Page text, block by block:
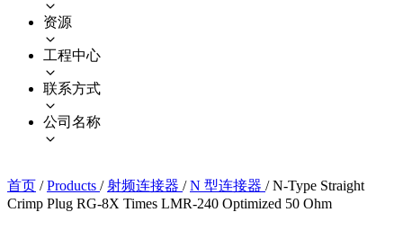
资源
工程中心
联系方式
公司名称
首页 / Products / 射频连接器 / N 型连接器 / N-Type Straight
Crimp Plug RG-8X Times LMR-240 Optimized 50 Ohm